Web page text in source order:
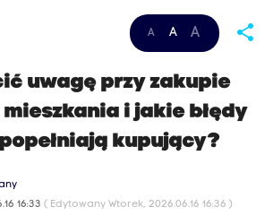
A A A share
uwagę przy zakupie
i jakie błędy
kupujący?
16:33 ( Edytowany Wtorek, 2026.06.16 16:36 )